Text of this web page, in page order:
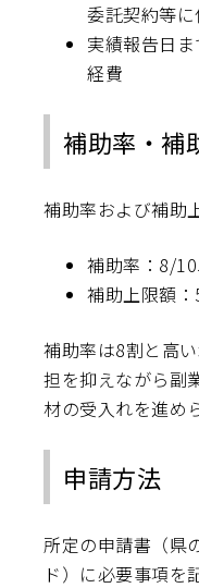
委託契約等に
実績報告日
経費
補助率・補
補助率および補助
補助率：8/
補助上限額
補助率は8割と高
担を抑えながら副
材の受入れを進め
申請方法
所定の申請書（県
ド）に必要事項を